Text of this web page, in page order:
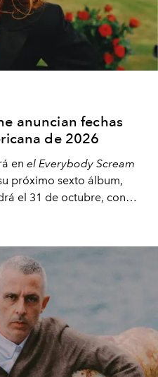
anuncian fechas
de 2026
en el Everybody Scream
próximo sexto álbum,
el 31 de octubre, con
de abril del próximo